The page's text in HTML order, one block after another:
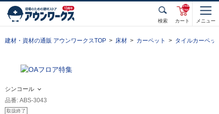
検索 カート
unde
fined
メニュー
建材・資材の通販 アウンワークスTOP 床材 カーペット タイルカーペッ
シンコール
品番: ABS-3043
取扱終了